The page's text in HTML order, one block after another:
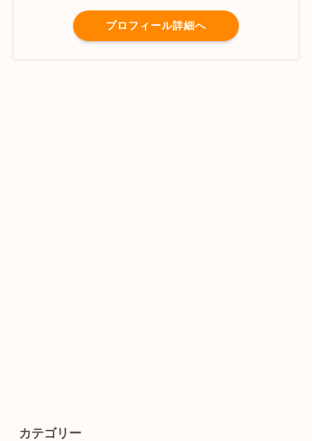
プロフィール詳細へ
カテゴリー